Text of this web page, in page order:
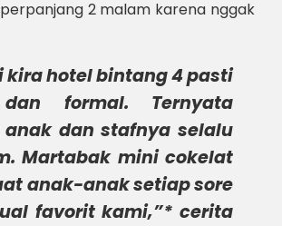
2 malam karena nggak
kira hotel bintang 4 pasti
formal. Ternyata
dan stafnya selalu
Martabak mini cokelat
anak-anak setiap sore
favorit kami,”* cerita